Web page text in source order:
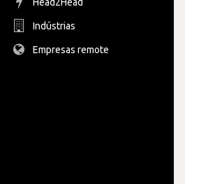
Indústrias
Empresas remote